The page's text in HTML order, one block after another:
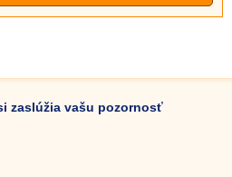
zaslúžia vašu pozornosť